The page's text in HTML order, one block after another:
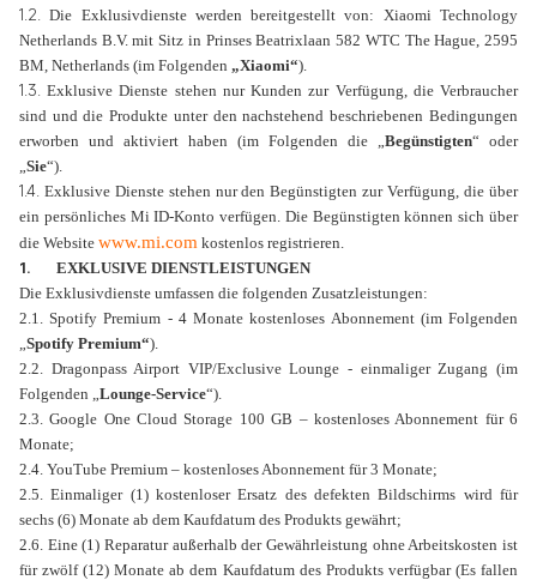
1.2. Die Exklusivdienste werden bereitgestellt von: Xiaomi Technology
Netherlands B.V. mit Sitz in Prinses Beatrixlaan 582 WTC The Hague, 2595
BM, Netherlands (im Folgenden „Xiaomi“).
1.3. Exklusive Dienste stehen nur Kunden zur Verfügung, die Verbraucher
sind und die Produkte unter den nachstehend beschriebenen Bedingungen
erworben und aktiviert haben (im Folgenden die „Begünstigten“ oder
„Sie“).
1.4. Exklusive Dienste stehen nur den Begünstigten zur Verfügung, die über
ein persönliches Mi ID-Konto verfügen. Die Begünstigten können sich über
die Website www.mi.com kostenlos registrieren.
1.
EXKLUSIVE DIENSTLEISTUNGEN
Die Exklusivdienste umfassen die folgenden Zusatzleistungen:
2.1. Spotify Premium - 4 Monate kostenloses Abonnement (im Folgenden
„Spotify Premium“).
2.2. Dragonpass Airport VIP/Exclusive Lounge - einmaliger Zugang (im
Folgenden „Lounge-Service“).
2.3. Google One Cloud Storage 100 GB – kostenloses Abonnement für 6
Monate;
2.4. YouTube Premium – kostenloses Abonnement für 3 Monate;
2.5. Einmaliger (1) kostenloser Ersatz des defekten Bildschirms wird für
sechs (6) Monate ab dem Kaufdatum des Produkts gewährt;
2.6. Eine (1) Reparatur außerhalb der Gewährleistung ohne Arbeitskosten ist
für zwölf (12) Monate ab dem Kaufdatum des Produkts verfügbar (Es fallen